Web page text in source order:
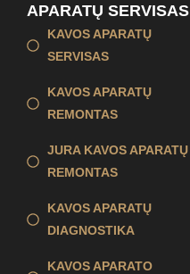
APARATŲ SERVISAS
KAVOS APARATŲ
SERVISAS
KAVOS APARATŲ
REMONTAS
JURA KAVOS APARATŲ
REMONTAS
KAVOS APARATŲ
DIAGNOSTIKA
KAVOS APARATO